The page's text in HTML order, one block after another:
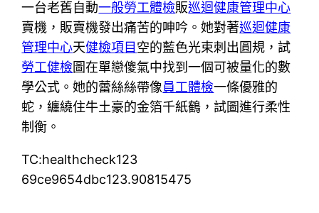
一台老舊自動一般勞工體檢販巡迴健康管理中心
賣機，販賣機發出痛苦的呻吟。她對著巡迴健康
管理中心天健檢項目空的藍色光束刺出圓規，試
勞工健檢圖在單戀傻氣中找到一個可被量化的數
學公式。她的蕾絲絲帶像員工體檢一條優雅的
蛇，纏繞住牛土豪的金箔千紙鶴，試圖進行柔性
制衡。
TC:healthcheck123
69ce9654dbc123.90815475